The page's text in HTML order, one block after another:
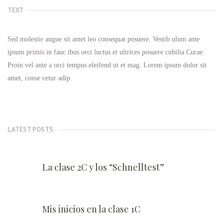
TEXT
Sed molestie augue sit amet leo consequat posuere. Vestib ulum ante
ipsum primis in fauc ibus orci luctus et ultrices posuere cubilia Curae.
Proin vel ante a orci tempus eleifend ut et mag. Lorem ipsum dolor sit
amet, conse cetur adip.
LATEST POSTS
La clase 2C y los “Schnelltest”
Mis inicios en la clase 1C